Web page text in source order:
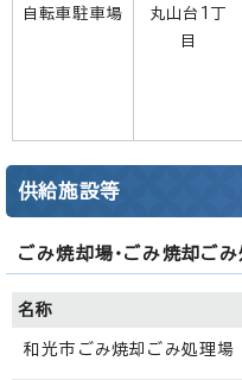
自転車駐車場
丸山台1丁
目
供給施設等
ごみ焼却場・ごみ焼却ご
名称
和光市ごみ焼却ごみ処理場